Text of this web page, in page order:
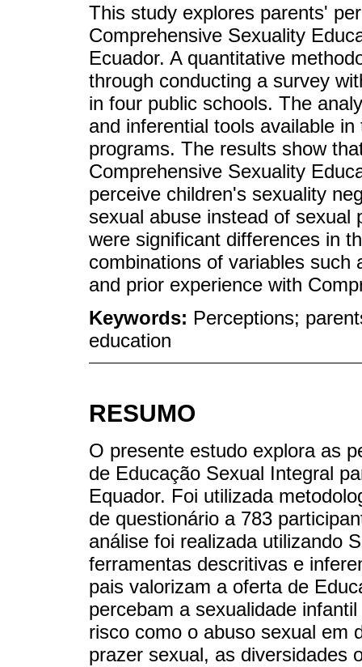
This study explores parents'
Comprehensive Sexuality
Ecuador. A quantitative
through conducting a survey
in four public schools. The
and inferential tools available
programs. The results show
Comprehensive Sexuality
perceive children's sexuality
sexual abuse instead of sexual
were significant differences in
combinations of variables such
and prior experience with
Keywords: Perceptions;
education
RESUMO
O presente estudo explora as
de Educação Sexual Integral
Equador. Foi utilizada
de questionário a 783
análise foi realizada utilizando
ferramentas descritivas e
pais valorizam a oferta de
percebam a sexualidade
risco como o abuso sexual em
prazer sexual, as diversidades